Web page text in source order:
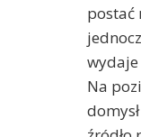
postać
wydaje
Na